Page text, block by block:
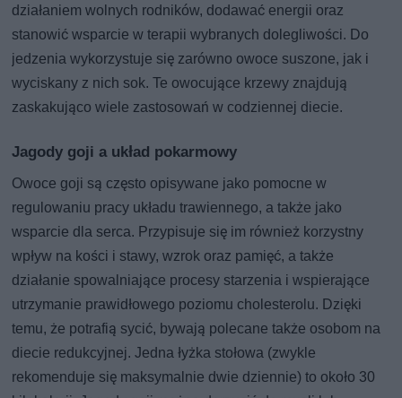
działaniem wolnych rodników, dodawać energii oraz
stanowić wsparcie w terapii wybranych dolegliwości. Do
jedzenia wykorzystuje się zarówno owoce suszone, jak i
wyciskany z nich sok. Te owocujące krzewy znajdują
zaskakująco wiele zastosowań w codziennej diecie.
Jagody goji a układ pokarmowy
Owoce goji są często opisywane jako pomocne w
regulowaniu pracy układu trawiennego, a także jako
wsparcie dla serca. Przypisuje się im również korzystny
wpływ na kości i stawy, wzrok oraz pamięć, a także
działanie spowalniające procesy starzenia i wspierające
utrzymanie prawidłowego poziomu cholesterolu. Dzięki
temu, że potrafią sycić, bywają polecane także osobom na
diecie redukcyjnej. Jedna łyżka stołowa (zwykle
rekomenduje się maksymalnie dwie dziennie) to około 30